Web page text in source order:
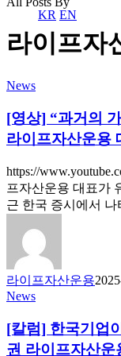
KR EN
라이프자
News
[영상] “과거의
라이프자산운용
https://
프자산운용 대표가
근 한국 증시에서
라이프자산운용
News
[칼럼] 한국기업
권 라이프자산운